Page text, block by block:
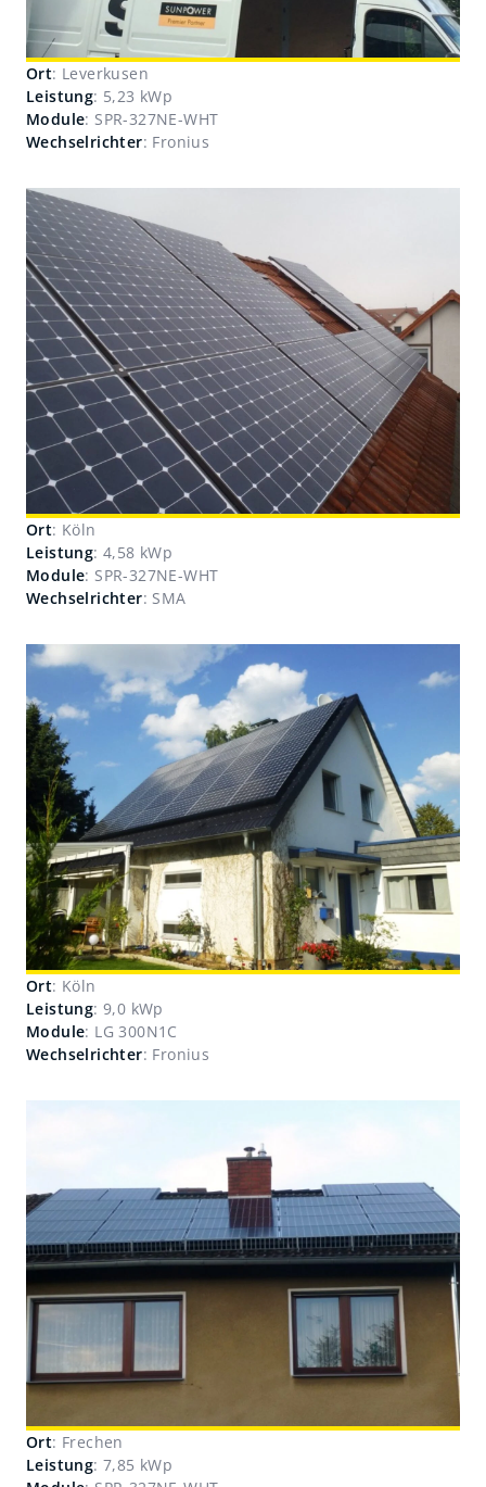
Ort: Leverkusen
Leistung: 5,23 kWp
Module: SPR-327NE-WHT
Wechselrichter: Fronius
Ort: Köln
Leistung: 4,58 kWp
Module: SPR-327NE-WHT
Wechselrichter: SMA
Ort: Köln
Leistung: 9,0 kWp
Module: LG 300N1C
Wechselrichter: Fronius
Ort: Frechen
Leistung: 7,85 kWp